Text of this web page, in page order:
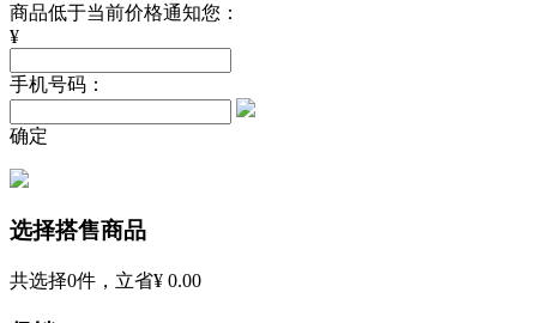
商品低于当前价格通知您：
¥
手机号码：
确定
选择搭售商品
共选择0件，立省¥ 0.00